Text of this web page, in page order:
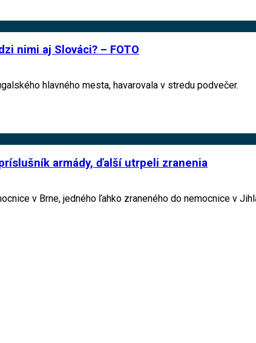
nimi aj Slováci? – FOTO
hlavného mesta, havarovala v stredu podvečer.
armády, ďalší utrpeli zranenia
v Brne, jedného ľahko zraneného do nemocnice v